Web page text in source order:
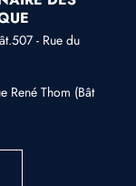
- Rue du
René Thom (Bât